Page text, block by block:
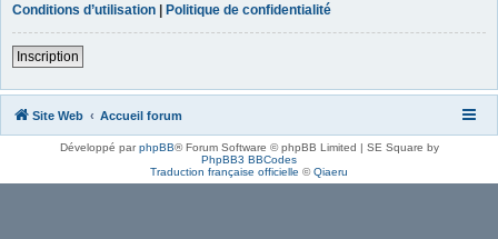
Conditions d’utilisation | Politique de confidentialité
Inscription
Site Web Accueil forum
Développé parphpBB® Forum Software © phpBB Limited | SE Square by
PhpBB3 BBCodes
Traduction française officielle ©Qiaeru